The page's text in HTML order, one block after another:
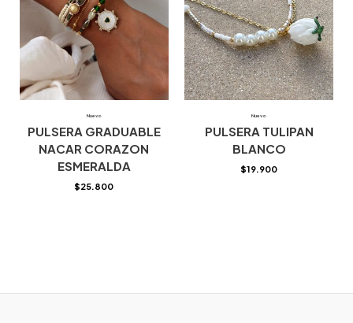
Nuevo
PULSERA GRADUABLE
NACAR CORAZON
ESMERALDA
$25.800
Nuevo
PULSERA TULIPAN
BLANCO
$19.900